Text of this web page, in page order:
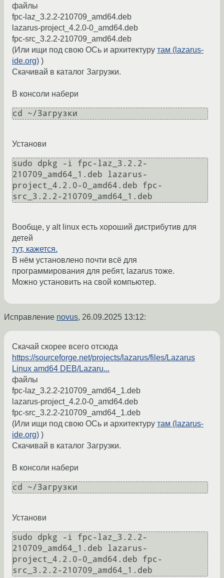
файлы
fpc-laz_3.2.2-210709_amd64.deb
lazarus-project_4.2.0-0_amd64.deb
fpc-src_3.2.2-210709_amd64.deb
(Или ищи под свою ОСь и архитектуру там (lazarus-
ide.org) )
Скачивай в каталог Загрузки.
В консоли набери
cd ~/Загрузки
Установи
sudo dpkg -i fpc-laz_3.2.2-
210709_amd64_1.deb lazarus-
project_4.2.0-0_amd64.deb fpc-
src_3.2.2-210709_amd64_1.deb
Вообще, у alt linux есть хороший дистрибутив для
детей
тут, кажется.
В нём установлено почти всё для
программирования для ребят, lazarus тоже.
Можно установить на свой компьютер.
Исправление novus, 26.09.2025 13:12:
Скачай скорее всего отсюда
https://sourceforge.net/projects/lazarus/files/Lazarus
Linux amd64 DEB/Lazaru...
файлы
fpc-laz_3.2.2-210709_amd64_1.deb
lazarus-project_4.2.0-0_amd64.deb
fpc-src_3.2.2-210709_amd64_1.deb
(Или ищи под свою ОСь и архитектуру там (lazarus-
ide.org) )
Скачивай в каталог Загрузки.
В консоли набери
cd ~/Загрузки
Установи
sudo dpkg -i fpc-laz_3.2.2-
210709_amd64_1.deb lazarus-
project_4.2.0-0_amd64.deb fpc-
src_3.2.2-210709_amd64_1.deb